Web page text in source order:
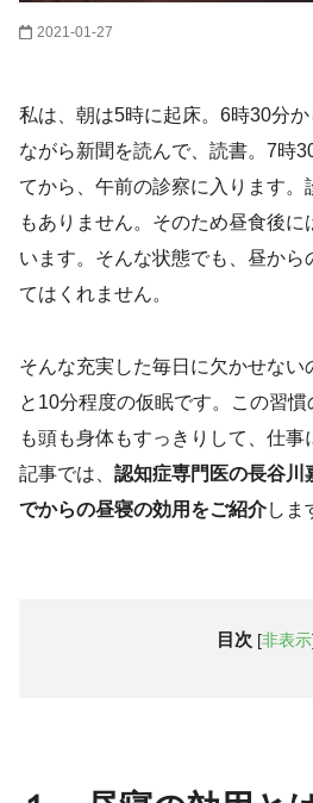
2021-01-27
私は、朝は5時に起床。6時30分
ながら新聞を読んで、読書。7時
てから、午前の診察に入ります。
もありません。そのため昼食後に
います。そんな状態でも、昼から
てはくれません。
そんな充実した毎日に欠かせない
と10分程度の仮眠です。この習
も頭も身体もすっきりして、仕
記事では、 認知症専門医の長谷川
でからの昼寝の効用をご紹介しま
目次 [非表示